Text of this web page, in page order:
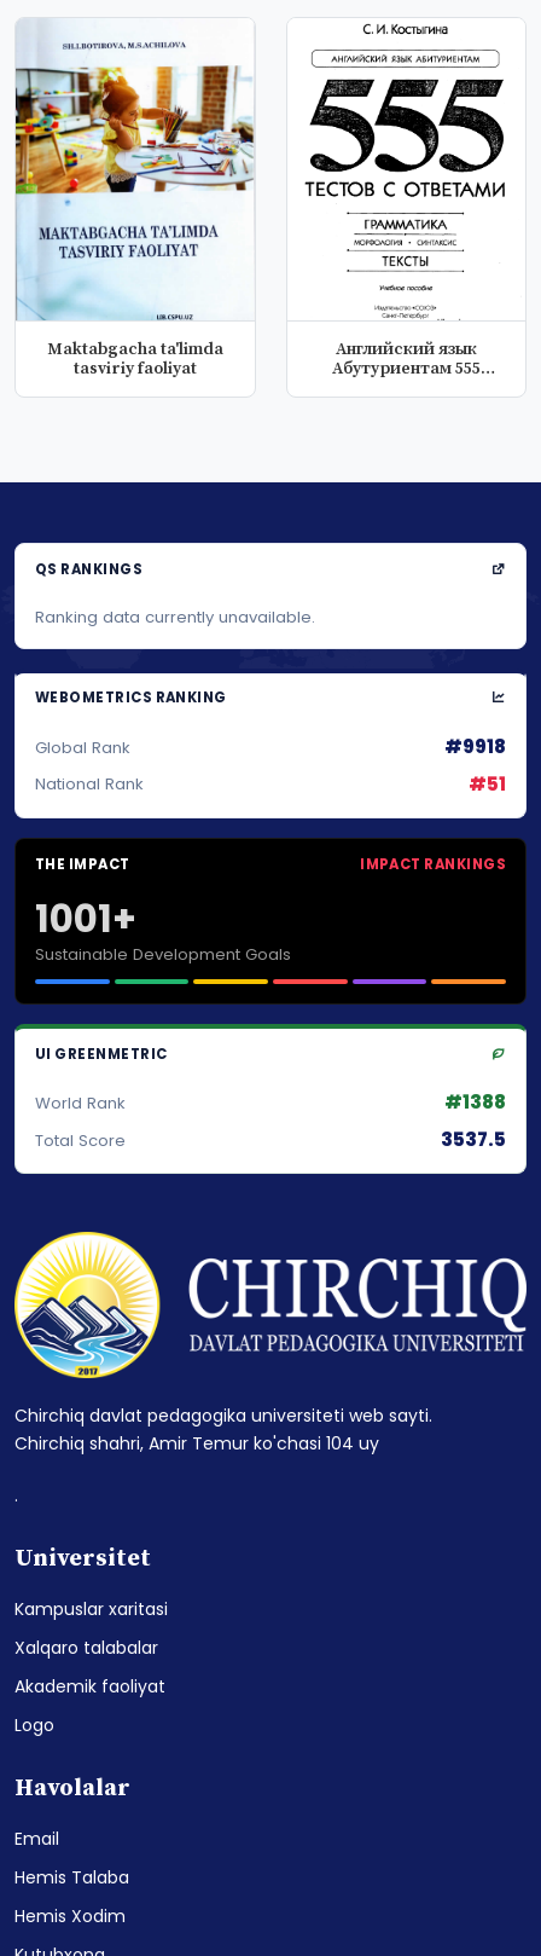
Maktabgacha ta'limda
tasviriy faoliyat
Английский язык
Абутуриентам 555
QS RANKINGS
Ranking data currently unavailable.
WEBOMETRICS RANKING
Global Rank #9918
National Rank #51
THE IMPACT IMPACT RANKINGS
1001+
Sustainable Development Goals
UI GREENMETRIC
World Rank #1388
Total Score 3537.5
Chirchiq davlat pedagogika universiteti web sayti.
Chirchiq shahri, Amir Temur ko'chasi 104 uy
.
Universitet
Kampuslar xaritasi
Xalqaro talabalar
Akademik faoliyat
Logo
Havolalar
Email
Hemis Talaba
Hemis Xodim